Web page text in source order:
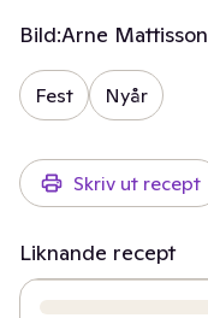
Bild:Arne Mattisson
Fest Nyår
Skriv ut recept
Liknande recept